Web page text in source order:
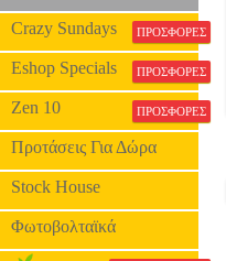
Crazy Sundays ΠΡΟΣΦΟΡΕΣ
Eshop Specials ΠΡΟΣΦΟΡΕΣ
Zen 10 ΠΡΟΣΦΟΡΕΣ
Προτάσεις Για Δώρα
Stock House
Φωτοβολταϊκά